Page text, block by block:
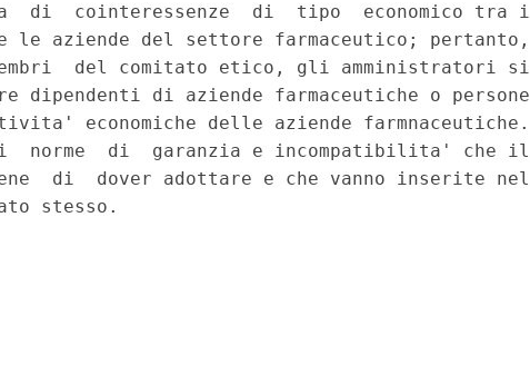
di  cointeressenze  di  tipo  economico tra i
le aziende del settore farmaceutico; pertanto,
del comitato etico, gli amministratori si
dipendenti di aziende farmaceutiche o persone
economiche delle aziende farmnaceutiche.
norme  di  garanzia e incompatibilita' che il
di  dover adottare e che vanno inserite nel